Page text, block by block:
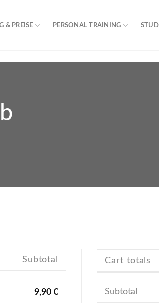
& PREISE PERSONAL TRAINING
Subtotal
9,90 €
Cart totals
Subtotal